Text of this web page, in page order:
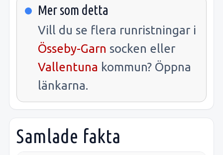
Mer som detta
Vill du se flera runristningar i
Össeby-Garn socken eller
Vallentuna kommun? Öppna
länkarna.
Samlade fakta